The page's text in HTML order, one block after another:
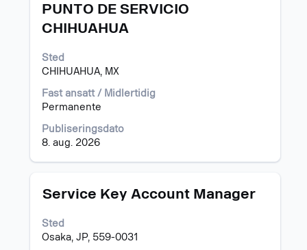
PUNTO DE SERVICIO
CHIHUAHUA
Sted
CHIHUAHUA, MX
Fast ansatt / Midlertidig
Permanente
Publiseringsdato
8. aug. 2026
mellomromstasten
for
vise
det
innholdet
i
jobbinformasjonen.
Tittel
Service Key Account Manager
Sted
Osaka, JP, 559-0031
Velg
mellomromstasten
for